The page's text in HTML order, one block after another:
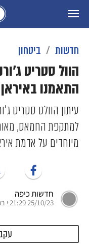
חדשות ביטחון
הוול סטריט
התאמנו
עיתון הוולט סטריט
למתקפת החמאס,
מיוחדים על אדמת
חדשות כיפה
25/10/23 21:29 י בחשון התשפד | עודכן בתאריך 25/10/23 21:37